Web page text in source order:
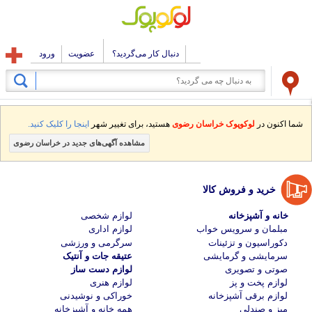
دنبال کار می‌گردید؟ عضویت ورود
شما اکنون در لوکوپوک خراسان رضوی هستید، برای تغییر شهر اینجا را کلیک کنید.
مشاهده آگهی‌های جدید در خراسان رضوی
خرید و فروش کالا
خانه و آشپزخانه
مبلمان و سرویس خواب
دکوراسیون و تزئینات
سرمایشی و گرمایشی
صوتی و تصویری
لوازم پخت و پز
لوازم برقی آشپزخانه
میز و صندلی
لوازم شخصی
لوازم اداری
سرگرمی و ورزشی
عتیقه جات و آنتیک
لوازم دست ساز
لوازم هنری
خوراکی و نوشیدنی
همه خانه و آشپزخانه